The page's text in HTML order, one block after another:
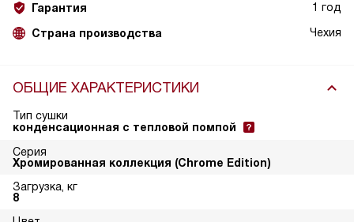
Гарантия 1 год
Страна производства Чехия
ОБЩИЕ ХАРАКТЕРИСТИКИ
Тип сушки
конденсационная с тепловой помпой
Серия
Хромированная коллекция (Chrome Edition)
Загрузка, кг
8